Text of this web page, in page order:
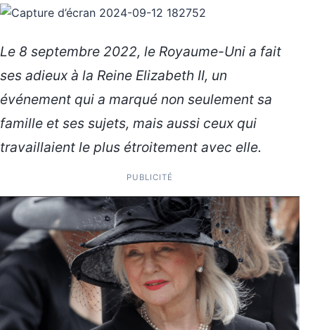
Le 8 septembre 2022, le Royaume-Uni a fait
ses adieux à la Reine Elizabeth II, un
événement qui a marqué non seulement sa
famille et ses sujets, mais aussi ceux qui
travaillaient le plus étroitement avec elle.
PUBLICITÉ